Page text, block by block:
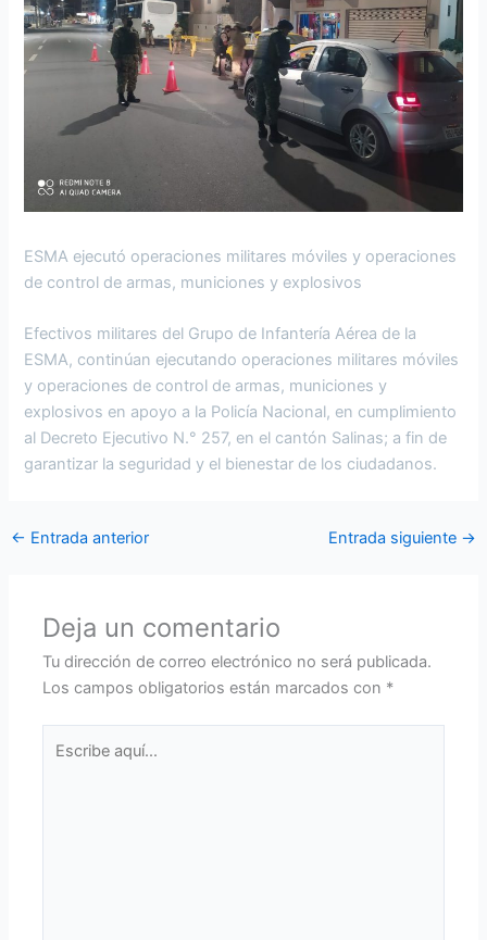
ESMA ejecutó operaciones militares móviles y operaciones
de control de armas, municiones y explosivos
Efectivos militares del Grupo de Infantería Aérea de la
ESMA, continúan ejecutando operaciones militares móviles
y operaciones de control de armas, municiones y
explosivos en apoyo a la Policía Nacional, en cumplimiento
al Decreto Ejecutivo N.° 257, en el cantón Salinas; a fin de
garantizar la seguridad y el bienestar de los ciudadanos.
← Entrada anterior Entrada siguiente →
Deja un comentario
Tu dirección de correo electrónico no será publicada.
Los campos obligatorios están marcados con *
aquí...